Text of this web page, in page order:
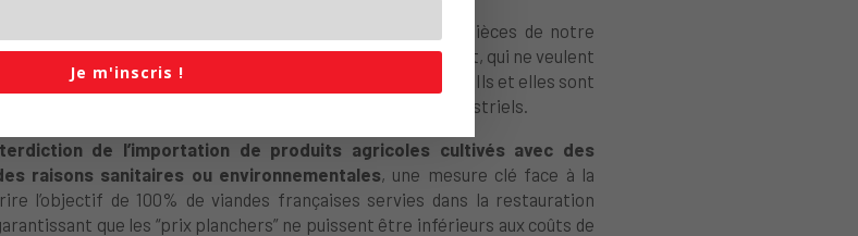
se battent pour un autre destin que la revente par pièces de notre
les agriculteurs et agricultrices qui s’installent malgré tout, qui ne veulent
“statuts spéciaux”,qui veulent juste vivre de leur travail.
Ils et elles sont
que l’illustration de la collision d’intérêts privés et d’industriels.
de l’importation de produits agricoles cultivés avec des
raisons sanitaires ou environnementales, une mesure clé face à la
l’objectif de 100% de viandes françaises servies dans la restauration
que les “prix planchers” ne puissent être inférieurs aux coûts de
Je m'inscris !